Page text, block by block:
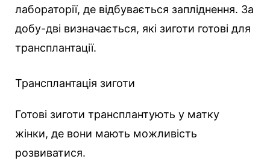
лабораторії, де відбувається запліднення. За
добу-дві визначається, які зиготи готові для
трансплантації.
Трансплантація зиготи
Готові зиготи трансплантують у матку
жінки, де вони мають можливість
розвиватися.